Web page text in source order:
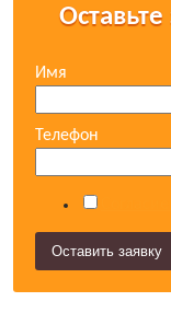
Имя
Телефон